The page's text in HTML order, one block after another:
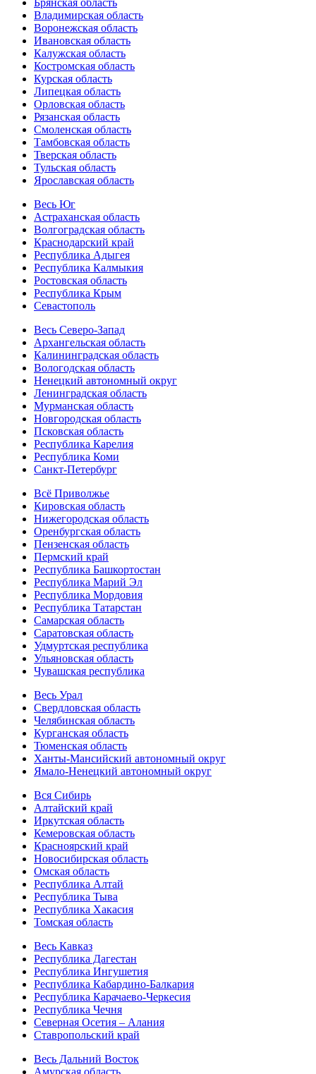
Брянская область
Владимирская область
Воронежская область
Ивановская область
Калужская область
Костромская область
Курская область
Липецкая область
Орловская область
Рязанская область
Смоленская область
Тамбовская область
Тверская область
Тульская область
Ярославская область
Весь Юг
Астраханская область
Волгоградская область
Краснодарский край
Республика Адыгея
Республика Калмыкия
Ростовская область
Республика Крым
Севастополь
Весь Северо-Запад
Архангельская область
Калининградская область
Вологодская область
Ненецкий автономный округ
Ленинградская область
Мурманская область
Новгородская область
Псковская область
Республика Карелия
Республика Коми
Санкт-Петербург
Всё Приволжье
Кировская область
Нижегородская область
Оренбургская область
Пензенская область
Пермский край
Республика Башкортостан
Республика Марий Эл
Республика Мордовия
Республика Татарстан
Самарская область
Саратовская область
Удмуртская республика
Ульяновская область
Чувашская республика
Весь Урал
Свердловская область
Челябинская область
Курганская область
Тюменская область
Ханты-Мансийский автономный округ
Ямало-Ненецкий автономный округ
Вся Сибирь
Алтайский край
Иркутская область
Кемеровская область
Красноярский край
Новосибирская область
Омская область
Республика Алтай
Республика Тыва
Республика Хакасия
Томская область
Весь Кавказ
Республика Дагестан
Республика Ингушетия
Республика Кабардино-Балкария
Республика Карачаево-Черкесия
Республика Чечня
Северная Осетия – Алания
Ставропольский край
Весь Дальний Восток
Амурская область